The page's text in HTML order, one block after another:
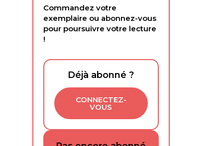
Commandez votre
exemplaire ou abonnez-vous
pour poursuivre votre lecture
!
Déjà abonné ?
CONNECTEZ-
VOUS